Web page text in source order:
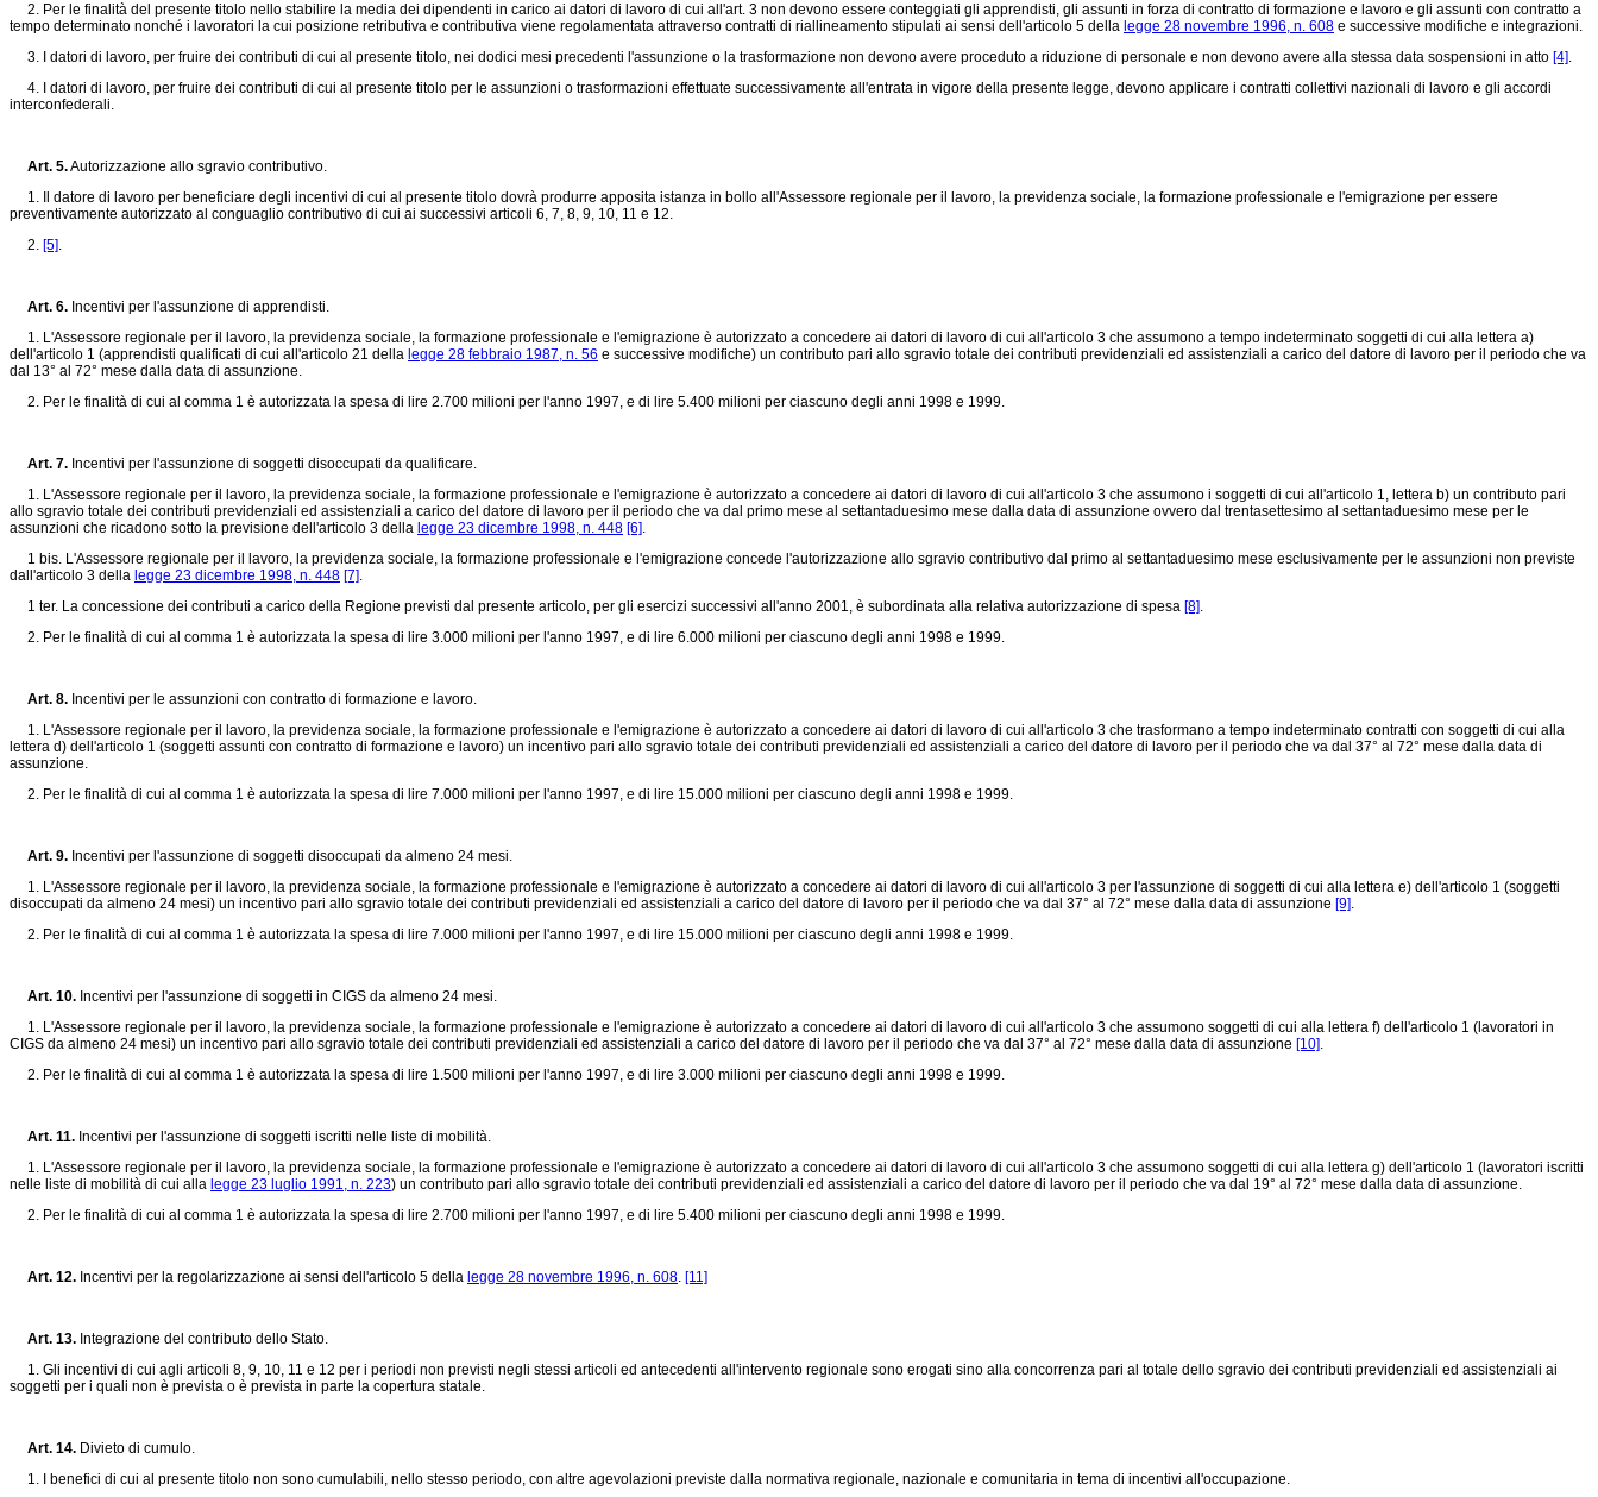
2. Per le finalità del presente titolo nello stabilire la media dei dipendenti in carico ai datori di lavoro di cui all'art. 3 non devono essere conteggiati gli apprendisti, gli assunti in forza di contratto di formazione e lavoro e gli assunti con contratto a
tempo determinato nonché i lavoratori la cui posizione retributiva e contributiva viene regolamentata attraverso contratti di riallineamento stipulati ai sensi dell'articolo 5 della legge 28 novembre 1996, n. 608 e successive modifiche e integrazioni.
3. I datori di lavoro, per fruire dei contributi di cui al presente titolo, nei dodici mesi precedenti l'assunzione o la trasformazione non devono avere proceduto a riduzione di personale e non devono avere alla stessa data sospensioni in atto [4].
4. I datori di lavoro, per fruire dei contributi di cui al presente titolo per le assunzioni o trasformazioni effettuate successivamente all'entrata in vigore della presente legge, devono applicare i contratti collettivi nazionali di lavoro e gli accordi
interconfederali.
Art. 5.Autorizzazione allo sgravio contributivo.
1. Il datore di lavoro per beneficiare degli incentivi di cui al presente titolo dovrà produrre apposita istanza in bollo all'Assessore regionale per il lavoro, la previdenza sociale, la formazione professionale e l'emigrazione per essere
preventivamente autorizzato al conguaglio contributivo di cui ai successivi articoli 6, 7, 8, 9, 10, 11 e 12.
2. [5].
Art. 6. Incentivi per l'assunzione di apprendisti.
1. L'Assessore regionale per il lavoro, la previdenza sociale, la formazione professionale e l'emigrazione è autorizzato a concedere ai datori di lavoro di cui all'articolo 3 che assumono a tempo indeterminato soggetti di cui alla lettera a)
dell'articolo 1 (apprendisti qualificati di cui all'articolo 21 della legge 28 febbraio 1987, n. 56 e successive modifiche) un contributo pari allo sgravio totale dei contributi previdenziali ed assistenziali a carico del datore di lavoro per il periodo che va
dal 13° al 72° mese dalla data di assunzione.
2. Per le finalità di cui al comma 1 è autorizzata la spesa di lire 2.700 milioni per l'anno 1997, e di lire 5.400 milioni per ciascuno degli anni 1998 e 1999.
Art. 7. Incentivi per l'assunzione di soggetti disoccupati da qualificare.
1. L'Assessore regionale per il lavoro, la previdenza sociale, la formazione professionale e l'emigrazione è autorizzato a concedere ai datori di lavoro di cui all'articolo 3 che assumono i soggetti di cui all'articolo 1, lettera b) un contributo pari
allo sgravio totale dei contributi previdenziali ed assistenziali a carico del datore di lavoro per il periodo che va dal primo mese al settantaduesimo mese dalla data di assunzione ovvero dal trentasettesimo al settantaduesimo mese per le
assunzioni che ricadono sotto la previsione dell'articolo 3 della legge 23 dicembre 1998, n. 448 [6].
1 bis. L'Assessore regionale per il lavoro, la previdenza sociale, la formazione professionale e l'emigrazione concede l'autorizzazione allo sgravio contributivo dal primo al settantaduesimo mese esclusivamente per le assunzioni non previste
dall'articolo 3 della legge 23 dicembre 1998, n. 448 [7].
1 ter. La concessione dei contributi a carico della Regione previsti dal presente articolo, per gli esercizi successivi all'anno 2001, è subordinata alla relativa autorizzazione di spesa [8].
2. Per le finalità di cui al comma 1 è autorizzata la spesa di lire 3.000 milioni per l'anno 1997, e di lire 6.000 milioni per ciascuno degli anni 1998 e 1999.
Art. 8. Incentivi per le assunzioni con contratto di formazione e lavoro.
1. L'Assessore regionale per il lavoro, la previdenza sociale, la formazione professionale e l'emigrazione è autorizzato a concedere ai datori di lavoro di cui all'articolo 3 che trasformano a tempo indeterminato contratti con soggetti di cui alla
lettera d) dell'articolo 1 (soggetti assunti con contratto di formazione e lavoro) un incentivo pari allo sgravio totale dei contributi previdenziali ed assistenziali a carico del datore di lavoro per il periodo che va dal 37° al 72° mese dalla data di
assunzione.
2. Per le finalità di cui al comma 1 è autorizzata la spesa di lire 7.000 milioni per l'anno 1997, e di lire 15.000 milioni per ciascuno degli anni 1998 e 1999.
Art. 9. Incentivi per l'assunzione di soggetti disoccupati da almeno 24 mesi.
1. L'Assessore regionale per il lavoro, la previdenza sociale, la formazione professionale e l'emigrazione è autorizzato a concedere ai datori di lavoro di cui all'articolo 3 per l'assunzione di soggetti di cui alla lettera e) dell'articolo 1 (soggetti
disoccupati da almeno 24 mesi) un incentivo pari allo sgravio totale dei contributi previdenziali ed assistenziali a carico del datore di lavoro per il periodo che va dal 37° al 72° mese dalla data di assunzione [9].
2. Per le finalità di cui al comma 1 è autorizzata la spesa di lire 7.000 milioni per l'anno 1997, e di lire 15.000 milioni per ciascuno degli anni 1998 e 1999.
Art. 10. Incentivi per l'assunzione di soggetti in CIGS da almeno 24 mesi.
1. L'Assessore regionale per il lavoro, la previdenza sociale, la formazione professionale e l'emigrazione è autorizzato a concedere ai datori di lavoro di cui all'articolo 3 che assumono soggetti di cui alla lettera f) dell'articolo 1 (lavoratori in
CIGS da almeno 24 mesi) un incentivo pari allo sgravio totale dei contributi previdenziali ed assistenziali a carico del datore di lavoro per il periodo che va dal 37° al 72° mese dalla data di assunzione [10].
2. Per le finalità di cui al comma 1 è autorizzata la spesa di lire 1.500 milioni per l'anno 1997, e di lire 3.000 milioni per ciascuno degli anni 1998 e 1999.
Art. 11. Incentivi per l'assunzione di soggetti iscritti nelle liste di mobilità.
1. L'Assessore regionale per il lavoro, la previdenza sociale, la formazione professionale e l'emigrazione è autorizzato a concedere ai datori di lavoro di cui all'articolo 3 che assumono soggetti di cui alla lettera g) dell'articolo 1 (lavoratori iscritti
nelle liste di mobilità di cui alla legge 23 luglio 1991, n. 223) un contributo pari allo sgravio totale dei contributi previdenziali ed assistenziali a carico del datore di lavoro per il periodo che va dal 19° al 72° mese dalla data di assunzione.
2. Per le finalità di cui al comma 1 è autorizzata la spesa di lire 2.700 milioni per l'anno 1997, e di lire 5.400 milioni per ciascuno degli anni 1998 e 1999.
Art. 12. Incentivi per la regolarizzazione ai sensi dell'articolo 5 della legge 28 novembre 1996, n. 608. [11]
Art. 13. Integrazione del contributo dello Stato.
1. Gli incentivi di cui agli articoli 8, 9, 10, 11 e 12 per i periodi non previsti negli stessi articoli ed antecedenti all'intervento regionale sono erogati sino alla concorrenza pari al totale dello sgravio dei contributi previdenziali ed assistenziali ai
soggetti per i quali non è prevista o è prevista in parte la copertura statale.
Art. 14. Divieto di cumulo.
1. I benefici di cui al presente titolo non sono cumulabili, nello stesso periodo, con altre agevolazioni previste dalla normativa regionale, nazionale e comunitaria in tema di incentivi all'occupazione.